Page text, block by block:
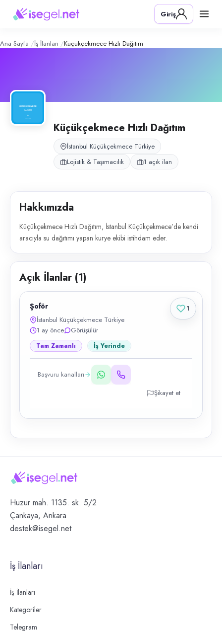
Hızlı Dağıtım–
Konum:
Küçükçekmece Hızlı Dağıtım, İstanbul Küçükçekmece’de kendi
Giriş
Ana Sayfa İş İlanları Küçükçekmece Hızlı Dağıtım
Küçükçekmece Hızlı Dağıtım
İstanbul Küçükçekmece Türkiye
Lojistik & Taşımacılık
1 açık ilan
Hakkımızda
Küçükçekmece Hızlı Dağıtım, İstanbul Küçükçekmece’de kendi
aracıyla su dağıtımı yapan kurye ekibi istihdam eder.
Açık İlanlar (1)
Şoför
İstanbul Küçükçekmece Türkiye
1 ay önce
Görüşülür
Tam Zamanlı İş Yerinde
Başvuru kanalları
Şikayet et
1
Huzur mah. 1135. sk. 5/2
Çankaya, Ankara
destek@isegel.net
İş İlanları
İş İlanları
Kategoriler
Telegram